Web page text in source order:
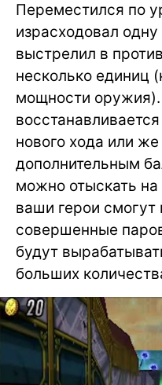
Переместился по
израсходовал
выстрелил в
несколько единиц
мощности
нового хода или
дополнительным
можно отыскать
ваши герои смогут
совершенные
будут
больших